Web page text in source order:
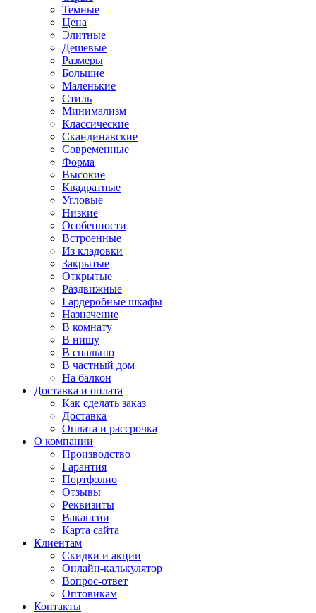
Темные
Цена
Элитные
Дешевые
Размеры
Большие
Маленькие
Стиль
Минимализм
Классические
Скандинавские
Современные
Форма
Высокие
Квадратные
Угловые
Низкие
Особенности
Встроенные
Из кладовки
Закрытые
Открытые
Раздвижные
Гардеробные шкафы
Назначение
В комнату
В нишу
В спальню
В частный дом
На балкон
Доставка и оплата
Как сделать заказ
Доставка
Оплата и рассрочка
О компании
Производство
Гарантия
Портфолио
Отзывы
Реквизиты
Вакансии
Карта сайта
Клиентам
Скидки и акции
Онлайн-калькулятор
Вопрос-ответ
Оптовикам
Контакты